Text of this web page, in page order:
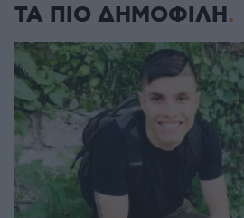
ΤΑ ΠΙΟ ΔΗΜΟΦΙΛΗ